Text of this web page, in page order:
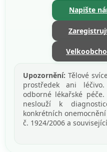
Napište
Upozornění: Tělové
prostředek ani
odborné lékařské
neslouží k
konkrétních
č. 1924/2006 a